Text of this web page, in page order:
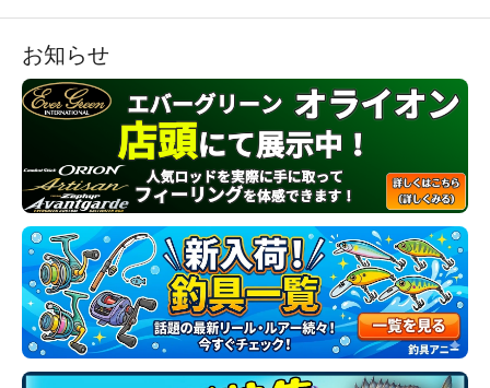
お知らせ